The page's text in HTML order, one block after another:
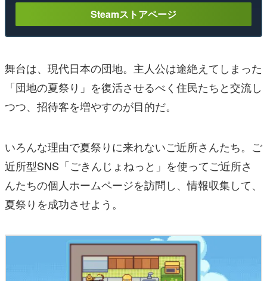
Steamストアページ
舞台は、現代日本の団地。主人公は途絶えてしまった
「団地の夏祭り」を復活させるべく住民たちと交流し
つつ、招待客を増やすのが目的だ。
いろんな理由で夏祭りに来れないご近所さんたち。ご
近所型SNS「ごきんじょねっと」を使ってご近所さ
んたちの個人ホームページを訪問し、情報収集して、
夏祭りを成功させよう。